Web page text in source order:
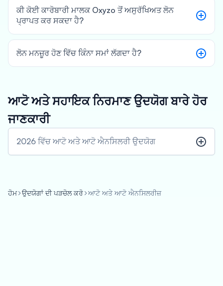
ਕੀ ਕੋਈ ਕਾਰੋਬਾਰੀ ਮਾਲਕ Oxyzo ਤੋਂ ਅਸੁਰੱਖਿਅਤ ਲੋਨ
ਪ੍ਰਾਪਤ ਕਰ ਸਕਦਾ ਹੈ?
ਲੋਨ ਮਨਜ਼ੂਰ ਹੋਣ ਵਿੱਚ ਕਿੰਨਾ ਸਮਾਂ ਲੱਗਦਾ ਹੈ?
ਆਟੋ ਅਤੇ ਸਹਾਇਕ ਨਿਰਮਾਣ ਉਦਯੋਗ ਬਾਰੇ ਹੋਰ
ਜਾਣਕਾਰੀ
2026 ਵਿੱਚ ਆਟੋ ਅਤੇ ਆਟੋ ਐਨਸਿਲਰੀ ਉਦਯੋਗ
ਹੋਮ ਉਦਯੋਗਾਂ ਦੀ ਪੜਚੋਲ ਕਰੋ ਆਟੋ ਅਤੇ ਆਟੋ ਐਨਸਿਲਰੀਜ਼